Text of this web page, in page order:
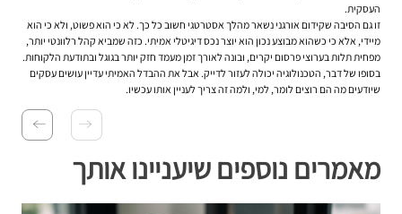
העסקית.
זו גם הסיבה שקידום אורגני נשאר מהלך אסטרטגי חשוב כל כך. לא כי הוא פשוט, ולא כי הוא
מיידי, אלא כי כשהוא מבוצע נכון הוא יוצר נכס דיגיטלי אמיתי. כזה שמביא קהל רלוונטי יותר,
מפחית תלות בערוצי פרסום יקרים, ובונה לאורך זמן מעמד חזק יותר בגוגל ובתודעת הלקוחות.
בסופו של דבר, הטכנולוגיה יכולה לעזור לדייק. אבל את ההבדל האמיתי עדיין עושים עסקים
שיודעים מה הם רוצים לומר, למי, ולמה זה צריך לעניין אותו עכשיו.
מאמרים נוספים שיעניינו אותך